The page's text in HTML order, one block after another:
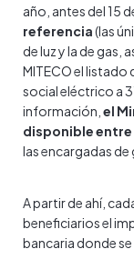
año, antes del 15
referencia(las
de luz y la de gas,
MITECO el listado
social eléctrico a
información, el
disponible
las encargadas
A partir de ahí,
beneficiarios el
bancaria donde se